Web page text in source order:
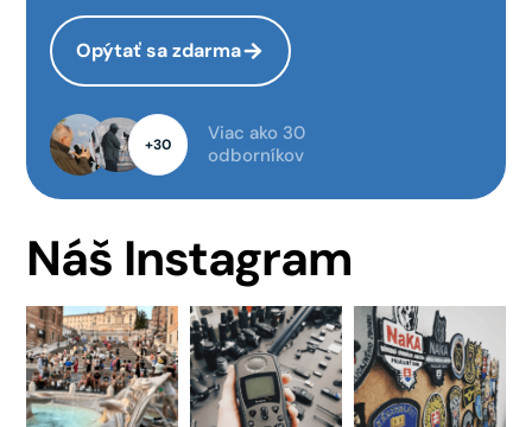
Opýtať sa zdarma
+30
Viac ako 30
odborníkov
Náš Instagram